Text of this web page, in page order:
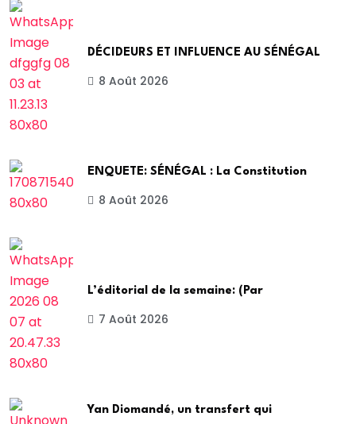
DÉCIDEURS ET INFLUENCE AU SÉNÉGAL
8 Août 2026
ENQUETE: SÉNÉGAL : La Constitution
8 Août 2026
L’éditorial de la semaine: (Par
7 Août 2026
Yan Diomandé, un transfert qui